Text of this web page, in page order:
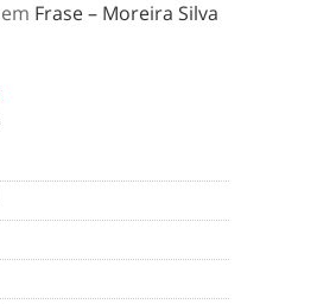
em Frase – Moreira Silva